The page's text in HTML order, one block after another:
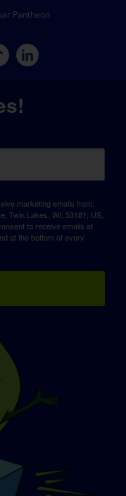
Pantheon
marketing emails from:
Twin Lakes, WI, 53181, US,
to receive emails at
at the bottom of every